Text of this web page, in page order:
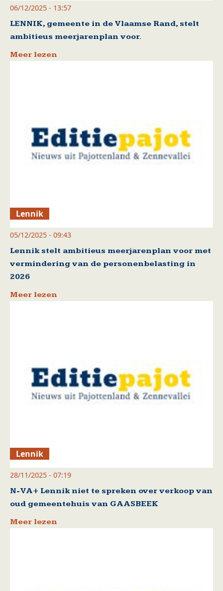
06/12/2025 - 13:57
LENNIK, gemeente in de Vlaamse Rand, stelt
ambitieus meerjarenplan voor.
Meer lezen
Lennik
05/12/2025 - 09:43
Lennik stelt ambitieus meerjarenplan voor met
vermindering van de personenbelasting in
2026
Meer lezen
Lennik
28/11/2025 - 07:19
N-VA+ Lennik niet te spreken over verkoop van
oud gemeentehuis van GAASBEEK
Meer lezen